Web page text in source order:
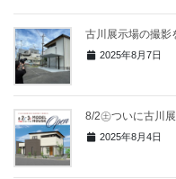
古川展示場の撮影
2025年8月7日
8/2㊏ついに古川
2025年8月4日